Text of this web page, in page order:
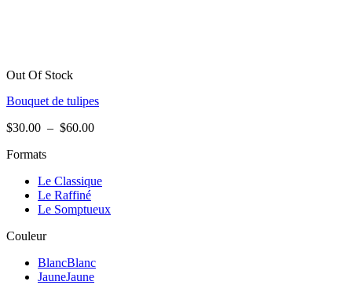
Out Of Stock
Bouquet de tulipes
$30.00 – $60.00Plage
à
Formats
Le Classique
Le Raffiné
Le Somptueux
Couleur
BlancBlanc
JauneJaune